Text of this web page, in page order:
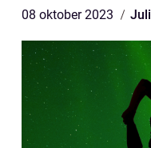
08 oktober 2023